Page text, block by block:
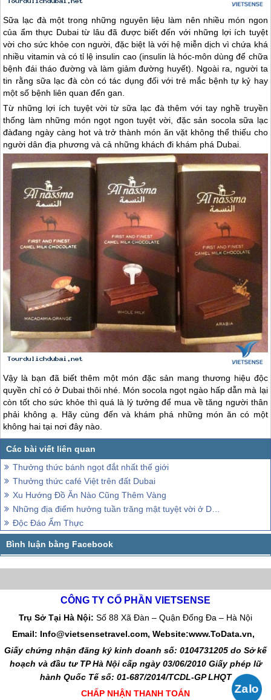
Sữa lạc đà một trong những nguyên liệu làm nên nhiều món ngon
của ẩm thực Dubaitừ lâu đã được biết đến với những lợi ích tuyệt
vời cho sức khỏe con người, đặc biệt là với hệ miễn dịch vì chứa khá
nhiều vitamin và có tỉ lệ insulin cao (insulin là hóc-môn dùng để chữa
bệnh đái tháo đường và làm giảm đường huyết). Ngoài ra, người ta
tin rằng sữa lạc đà còn có tác dụng đối với trẻ mắc bệnh tự kỷ hay
một số bệnh liên quan đến gan.
Từ những lợi ích tuyệt vời từ sữa lạc đà thêm với tay nghề truyền
thống làm những món ngọt ngon tuyệt vời, đặc sản socola sữa lạc
đàđang ngày càng hot và trở thành món ăn vặt không thể thiếu cho
người dân địa phương và cả những khách đi khám phá Dubai
Vậy là bạn đã biết thêm một món đặc sản mang thương hiệu độc
quyền chỉ có ở Dubaithôi nhé. Món socola ngọt ngào hấp dẫn mà lại
còn tốt cho sức khỏe thì quá là lý tưởng để mua về tăng người thân
phải không ạ. Hãy cùng đến và khám phá những món ăn có một
không hai tại nơi đây nào.
Thưởng thức bánh ngọt đắt nhất thế giới
Thưởng thức café Việt trên đất Dubai
Xu Hướng Đồ Ăn Nào Cũng Thêm Vàng
Những địa điểm hưởng tuần trăng mật tuyệt vời ở Dubai
Độc Đáo Ẩm Thực
CÔNG TY CỔ PHẦN VIETSENSE
Trụ Sở Tại Hà Nội: Số 88 Xã Đàn – Quận Đống Đa – Hà Nội
Email: Info@vietsensetravel.com, Website:www.ToData.vn,
Giấy chứng nhận đăng ký kinh doanh số: 0104731205 do Sở kế
hoạch và đầu tư TP Hà Nội cấp ngày 03/06/2010 Giấy phép lữ
hành Quốc Tế số: 01-687/2014/TCDL-GP LHQT
CHẤP NHẬN THANH TOÁN